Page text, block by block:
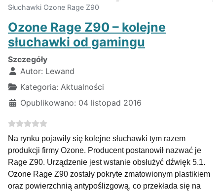
Słuchawki Ozone Rage Z90
Ozone Rage Z90 – kolejne
słuchawki od gamingu
Szczegóły
Autor: Lewand
Kategoria: Aktualności
Opublikowano: 04 listopad 2016
Na rynku pojawiły się kolejne słuchawki tym razem
produkcji firmy Ozone. Producent postanowił nazwać je
Rage Z90. Urządzenie jest wstanie obsłużyć dźwięk 5.1.
Ozone Rage Z90 zostały pokryte zmatowionym plastikiem
oraz powierzchnią antypoślizgową, co przekłada się na